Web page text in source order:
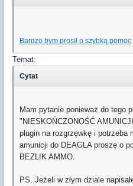
Bardzo bym prosił o szybką pomoc
Temat:
Cytat
Mam pytanie ponieważ do tego
"NIESKOŃCZONOŚĆ
plugin na rozgrzęwkę i potrzeba
amunicji do DEAGLA proszę o
BEZLIK AMMO.
PS. Jeżeli w złym dziale